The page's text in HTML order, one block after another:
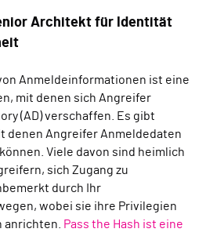
Architekt für Identität
Anmeldeinformationen ist eine
mit denen sich Angreifer
(AD) verschaffen. Es gibt
denen Angreifer Anmeldedaten
Viele davon sind heimlich
sich Zugang zu
durch Ihr
wobei sie ihre Privilegien
anrichten.
Pass the Hash ist eine